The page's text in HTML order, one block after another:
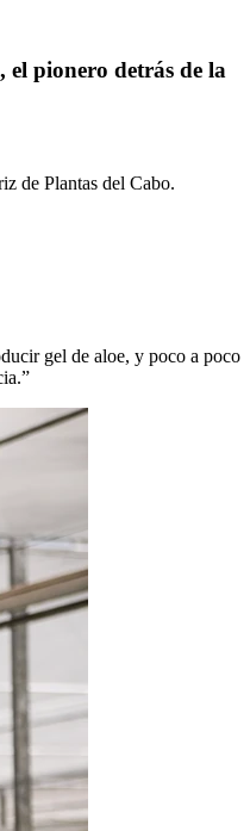
pionero detrás de la
de Plantas del Cabo.
gel de aloe, y poco a poco